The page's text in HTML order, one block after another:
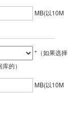
MB(以10M
* （如果选择
的）
MB(以10M